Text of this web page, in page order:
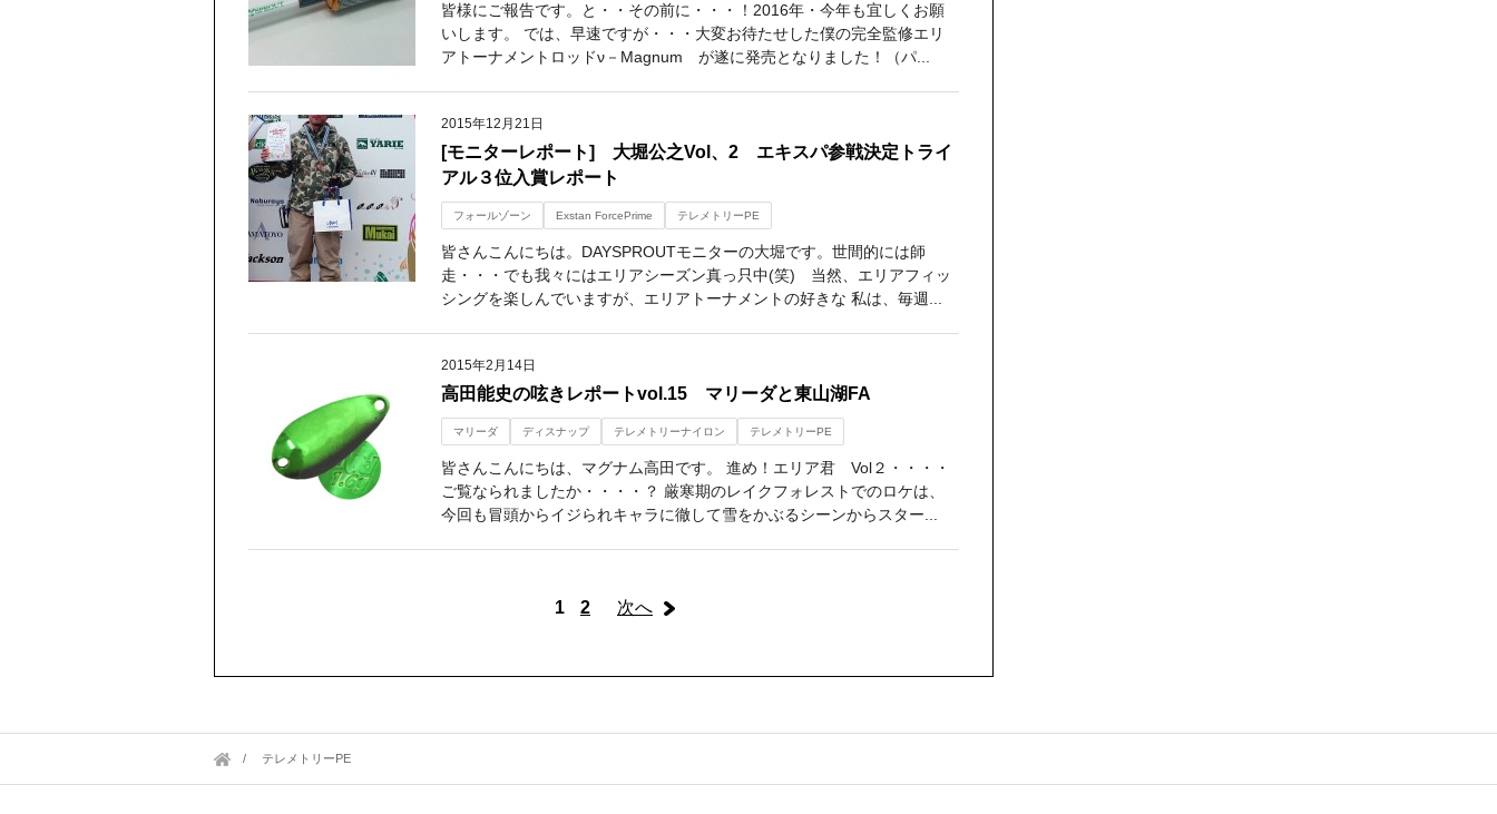
皆様にご報告です。と・・その前に・・・！2016年・今年も宜しくお願
いします。 では、早速ですが・・・大変お待たせした僕の完全監修エリ
アトーナメントロッドν－Magnum が遂に発売となりました！（パ...
2015年12月21日
[モニターレポート] 大堀公之Vol、2 エキスパ参戦決定トライ
アル３位入賞レポート
フォールゾーン Exstan ForcePrime テレメトリーPE
皆さんこんにちは。DAYSPROUTモニターの大堀です。世間的には師
走・・・でも我々にはエリアシーズン真っ只中(笑) 当然、エリアフィッ
シングを楽しんでいますが、エリアトーナメントの好きな 私は、毎週...
2015年2月14日
高田能史の呟きレポートvol.15 マリーダと東山湖FA
マリーダ ディスナップ テレメトリーナイロン テレメトリーPE
皆さんこんにちは、マグナム高田です。 進め！エリア君 Vol２・・・・
ご覧なられましたか・・・・？ 厳寒期のレイクフォレストでのロケは、
今回も冒頭からイジられキャラに徹して雪をかぶるシーンからスター...
1 2 次へ
テレメトリーPE